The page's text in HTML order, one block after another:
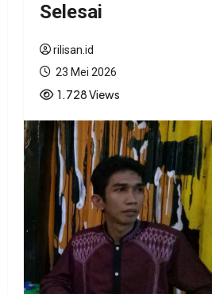
Selesai
rilisan.id
23 Mei 2026
1.728 Views